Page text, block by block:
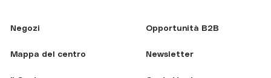
Negozi
Mappa del centro
Opportunità B2B
Newsletter